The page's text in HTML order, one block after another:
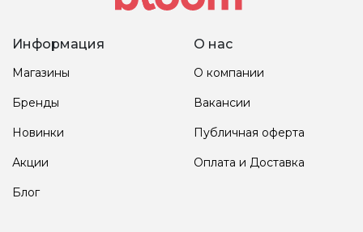
Информация
Магазины
Бренды
Новинки
Акции
Блог
О нас
О компании
Вакансии
Публичная оферта
Оплата и Доставка